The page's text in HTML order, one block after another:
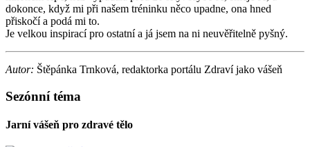
dokonce, když mi při našem tréninku něco upadne, ona hned
přiskočí a podá mi to.
Je velkou inspirací pro ostatní a já jsem na ni neuvěřitelně pyšný.
Autor: Štěpánka Trnková, redaktorka portálu Zdraví jako vášeň
Sezónní téma
Jarní vášeň pro zdravé tělo